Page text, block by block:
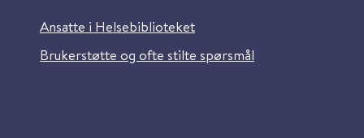
Ansatte i Helsebiblioteket
Brukerstøtte og ofte stilte spørsmål